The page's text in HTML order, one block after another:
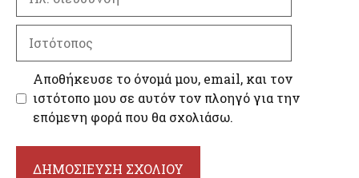
διεύθυνση
Αποθήκευσε το όνομά μου, email, και τον
ιστότοπο μου σε αυτόν τον πλοηγό για την
επόμενη φορά που θα σχολιάσω.